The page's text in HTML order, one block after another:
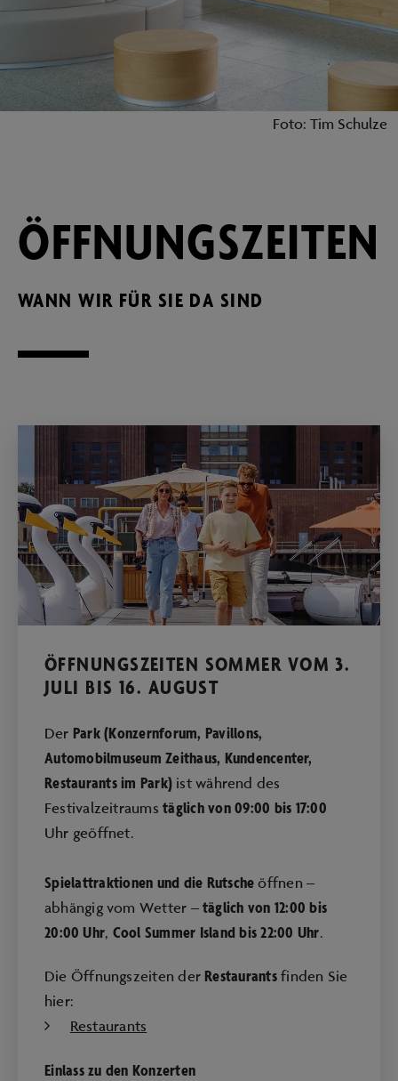
Foto: Tim Schulze
ÖFFNUNGSZEITEN
WANN WIR FÜR SIE DA SIND
ÖFFNUNGSZEITEN SOMMER VOM 3.
JULI BIS 16. AUGUST
Der Park (Konzernforum, Pavillons,
Automobilmuseum Zeithaus, Kundencenter,
Restaurants im Park) ist während des
Festivalzeitraumstäglich von 09:00 bis 17:00
Uhr geöffnet.
Spielattraktionen und die Rutsche öffnen –
abhängig vom Wetter – täglich von 12:00 bis
20:00 Uhr, Cool Summer Island bis 22:00 Uhr.
Die Öffnungszeiten der Restaurantsfinden Sie
hier:
Restaurants
Einlass zu den Konzerten